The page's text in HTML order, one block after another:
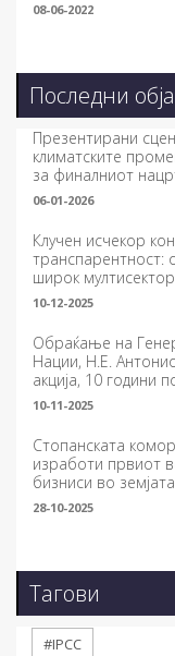
08-06-2022
Последни
Презентирани
климатските
за финалниот
06-01-2026
Клучен исчекор
транспарентност:
широк
10-12-2025
Обраќање на
Нации, Н.Е.
акција, 10 години
10-11-2025
Стопанската
изработи првиот
бизниси во земјата
28-10-2025
Тагови
#IPCC